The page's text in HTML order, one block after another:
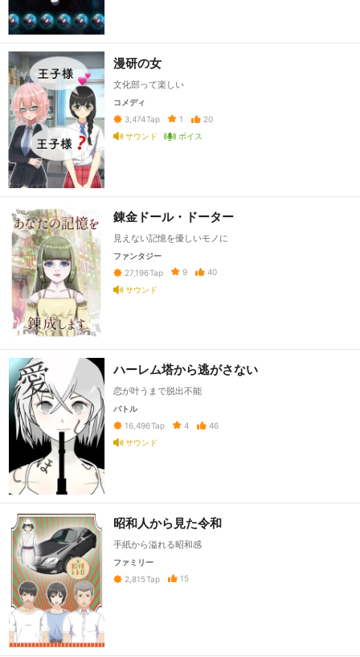
漫研の女
文化部って楽しい
コメディ
3,474Tap 1
20
サウンド
ボイス
錬金ドール・ドーター
見えない記憶を優しいモノに
ファンタジー
27,196Tap 9
40
サウンド
ハーレム塔から逃がさない
恋が叶うまで脱出不能
バトル
16,496Tap 4
46
サウンド
昭和人から見た令和
手紙から溢れる昭和感
ファミリー
2,815Tap 15